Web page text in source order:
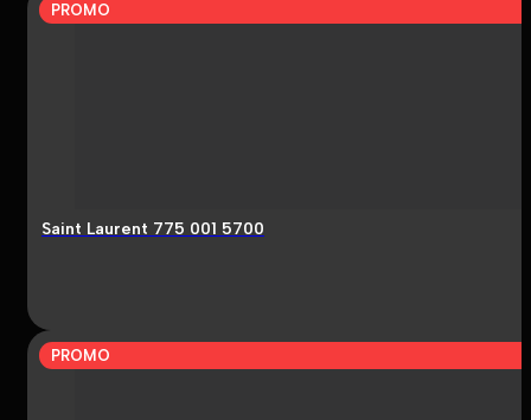
PROMO
Saint Laurent 775 001 5700
PROMO